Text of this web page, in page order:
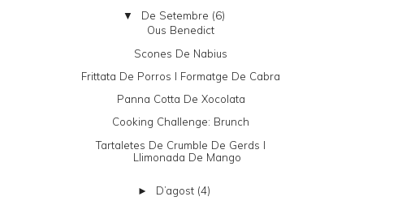
▼ De Setembre (6)
Ous Benedict
Scones De Nabius
Frittata De Porros I Formatge De Cabra
Panna Cotta De Xocolata
Cooking Challenge: Brunch
Tartaletes De Crumble De Gerds I
Llimonada De Mango
► D’agost (4)